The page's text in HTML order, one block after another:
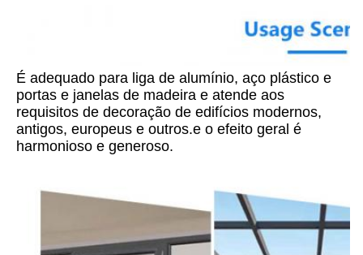
É adequado para liga de alumínio, aço plástico e
portas e janelas de madeira e atende aos
requisitos de decoração de edifícios modernos,
antigos, europeus e outros.e o efeito geral é
harmonioso e generoso.